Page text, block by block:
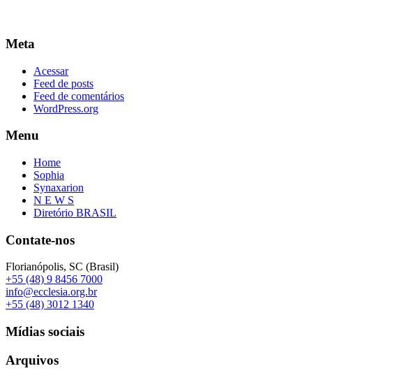
Meta
Acessar
Feed de posts
Feed de comentários
WordPress.org
Menu
Home
Sophia
Synaxarion
N E W S
Diretório BRASIL
Contate-nos
Florianópolis, SC (Brasil)
+55 (48) 9 8456 7000
info@ecclesia.org.br
+55 (48) 3012 1340
Mídias sociais
Arquivos